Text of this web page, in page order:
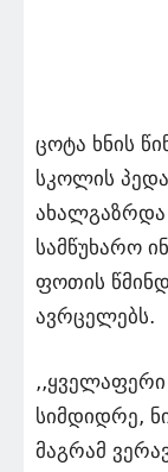
ცოტა ხნის
სკოლის
სამწუხარო
ფოთის
ავრცელებს.
,,ყველაფერი
სიმდიდრე,
მაგრამ